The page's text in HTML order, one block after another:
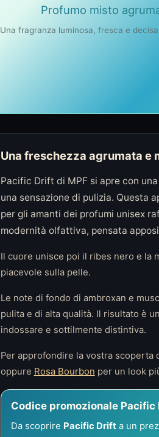
Profumo misto
Una fragranza luminosa, fresca e
Una freschezza agrumata e
Pacific Drift di MPF si apre con
una sensazione di pulizia. Questa
per gli amanti dei profumi unisex
modernità olfattiva, pensata
Il cuore unisce poi il ribes nero e la
piacevole sulla pelle.
Le note di fondo di ambroxan e
pulita e di alta qualità. Il risultato è
indossare e sottilmente distintiva.
Per approfondire la vostra scoperta
oppure Rosa Bourbon per un look
Codice promozionale Pacific
Da scoprire Pacific Drifta un